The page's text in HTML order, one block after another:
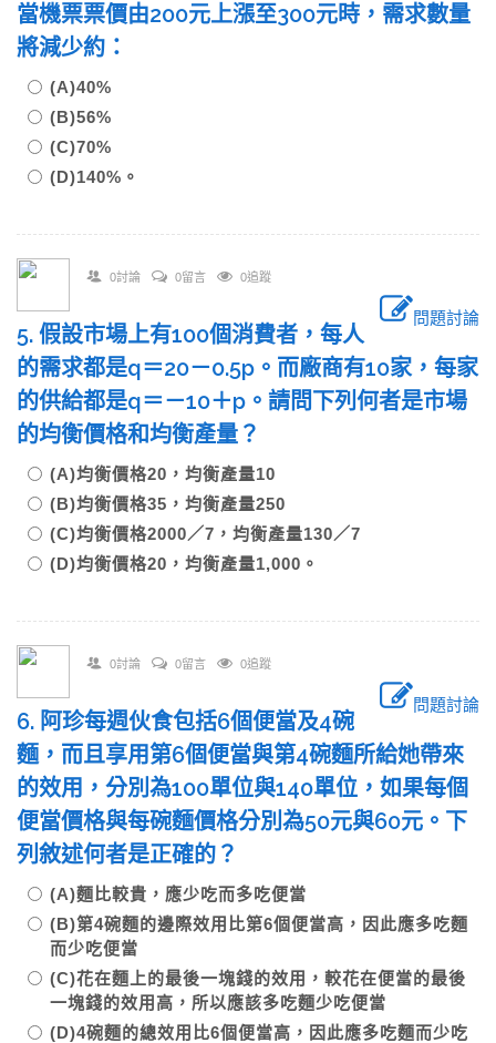
當機票票價由200元上漲至300元時，需求數量
將減少約：
(A)40%
(B)56%
(C)70%
(D)140%。
0討論 0留言 0追蹤
問題討論
5. 假設市場上有100個消費者，每人
的需求都是q＝20－0.5p。而廠商有10家，每家
的供給都是q＝－10＋p。請問下列何者是市場
的均衡價格和均衡產量？
(A)均衡價格20，均衡產量10
(B)均衡價格35，均衡產量250
(C)均衡價格2000／7，均衡產量130／7
(D)均衡價格20，均衡產量1,000。
0討論 0留言 0追蹤
問題討論
6. 阿珍每週伙食包括6個便當及4碗
麵，而且享用第6個便當與第4碗麵所給她帶來
的效用，分別為100單位與140單位，如果每個
便當價格與每碗麵價格分別為50元與60元。下
列敘述何者是正確的？
(A)麵比較貴，應少吃而多吃便當
(B)第4碗麵的邊際效用比第6個便當高，因此應多吃麵
而少吃便當
(C)花在麵上的最後一塊錢的效用，較花在便當的最後
一塊錢的效用高，所以應該多吃麵少吃便當
(D)4碗麵的總效用比6個便當高，因此應多吃麵而少吃